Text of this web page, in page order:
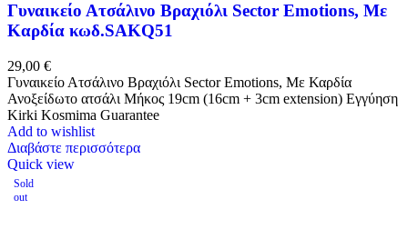
Γυναικείο Ατσάλινο Βραχιόλι Sector Emotions, Με
Καρδία κωδ.SAKQ51
29,00 €
Γυναικείο Ατσάλινο Βραχιόλι Sector Emotions, Με Καρδία
Ανοξείδωτο ατσάλι Μήκος 19cm (16cm + 3cm extension) Εγγύηση
Kirki Kosmima Guarantee
Add to wishlist
Διαβάστε περισσότερα
Quick view
Sold
out